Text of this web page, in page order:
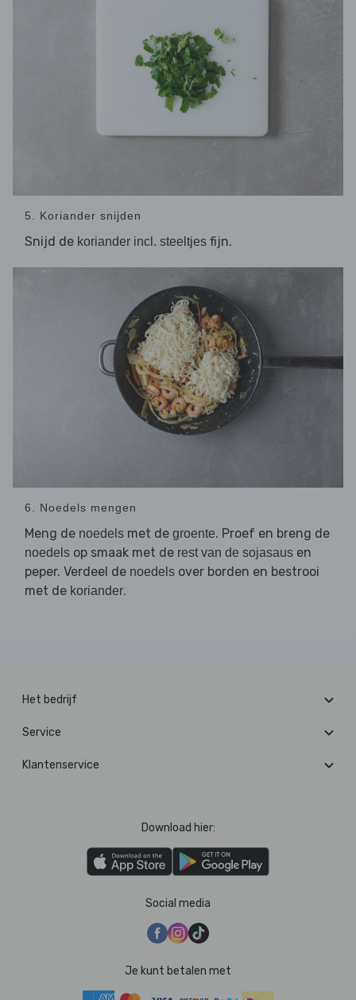
5. Koriander snijden
Snijd de koriander incl. steeltjes fijn.
6. Noedels mengen
Meng de noedels met de groente. Proef en breng de
noedels op smaak met de rest van de sojasaus en
peper. Verdeel de noedels over borden en bestrooi
met de koriander.
Het bedrijf
Service
Klantenservice
Download hier:
Social media
Je kunt betalen met